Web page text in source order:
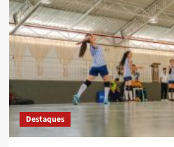
Destaques